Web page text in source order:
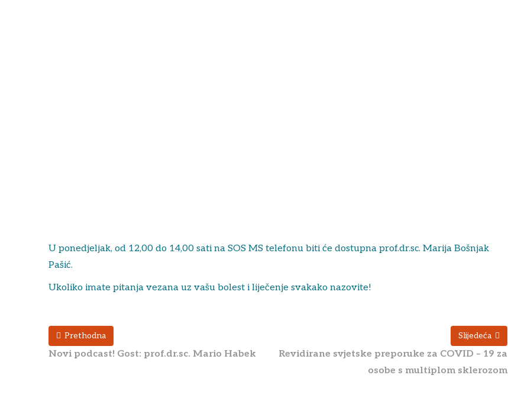
U ponedjeljak, od 12,00 do 14,00 sati na SOS MS telefonu biti će dostupna prof.dr.sc. Marija Bošnjak
Pašić.
Ukoliko imate pitanja vezana uz vašu bolest i liječenje svakako nazovite!
Prethodna
Novi podcast! Gost: prof.dr.sc. Mario Habek
Slijedeća
Revidirane svjetske preporuke za COVID – 19 za
osobe s multiplom sklerozom